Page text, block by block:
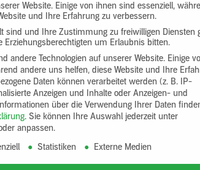
Produktbeschreibung
Website. Einige von ihnen sind essenziell,
und Ihre Erfahrung zu verbessern.
sind und Ihre Zustimmung zu freiwilligen Diensten
Erziehungsberechtigten um Erlaubnis bitten.
andere Technologien auf unserer Website. Einige
andere uns helfen, diese Website und Ihre
Daten können verarbeitet werden (z. B. IP-
Anzeigen und Inhalte oder Anzeigen- und
über die Verwendung Ihrer Daten
. Sie können Ihre Auswahl jederzeit unter
anpassen.
Statistiken Externe Medien